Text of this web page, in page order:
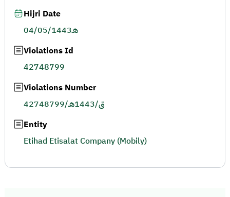
Hijri Date
04/05/1443هـ
Violations Id
42748799
Violations Number
42748799/ق/1443هـ
Entity
Etihad Etisalat Company (Mobily)